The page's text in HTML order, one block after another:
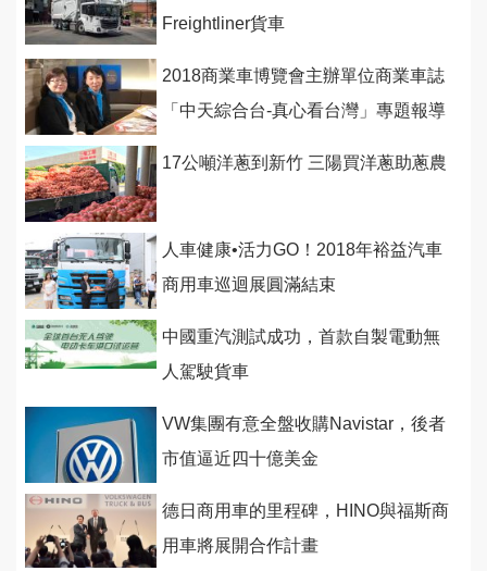
Freightliner貨車
2018商業車博覽會主辦單位商業車誌
「中天綜合台-真心看台灣」專題報導
17公噸洋蔥到新竹 三陽買洋蔥助蔥農
人車健康•活力GO！2018年裕益汽車
商用車巡迴展圓滿結束
中國重汽測試成功，首款自製電動無
人駕駛貨車
VW集團有意全盤收購Navistar，後者
市值逼近四十億美金
德日商用車的里程碑，HINO與福斯商
用車將展開合作計畫